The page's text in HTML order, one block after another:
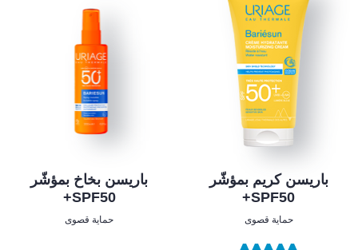
باريسن كريم بمؤشّر
SPF50+
حماية قصوى
باريسن بخاخ بمؤشّر
SPF50+
حماية قصوى